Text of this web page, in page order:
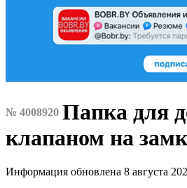
№ 4008920 Папка для
клапаном на
Информация обновлена 8 августа